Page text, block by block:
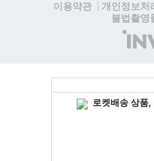
이용약관
개인정보처
불법촬영